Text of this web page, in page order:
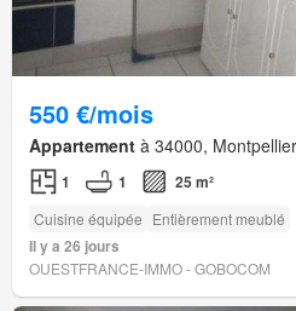
550 €/mois
Appartement à 34000,
1 1 25 m²
Cuisine équipée Entièrement meublé
Il y a 26 jours
OUESTFRANCE-IMMO - GOBOCOM